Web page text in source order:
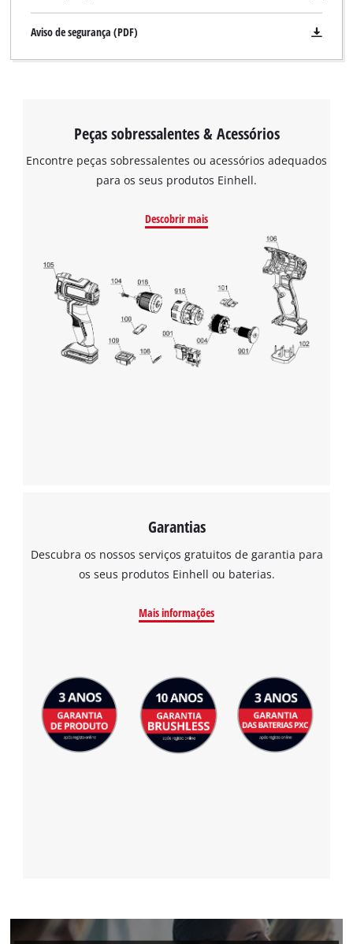
Aviso de segurança (PDF)
Peças sobressalentes & Acessórios
Encontre peças sobressalentes ou acessórios adequados
para os seus produtos Einhell.
Descobrir mais
Garantias
Descubra os nossos serviços gratuitos de garantia para
os seus produtos Einhell ou baterias.
Mais informações